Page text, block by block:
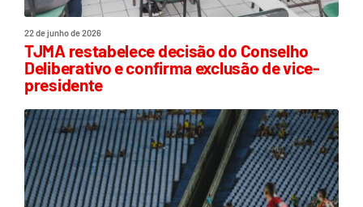
22 de junho de 2026
TJMA restabelece decisão do Conselho
Deliberativo e confirma exclusão de vice-
presidente